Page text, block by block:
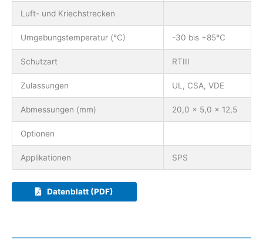
Luft- und Kriechstrecken
Umgebungstemperatur (°C) -30 bis +85°C
Schutzart RTIII
Zulassungen UL, CSA, VDE
Abmessungen (mm) 20,0 x 5,0 x 12,5
Optionen
Applikationen SPS
Datenblatt (PDF)